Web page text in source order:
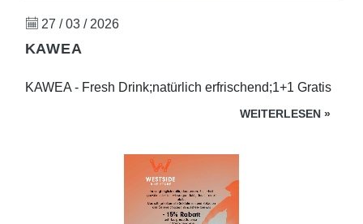
27 / 03 / 2026
KAWEA
KAWEA - Fresh Drink;natürlich erfrischend;1+1 Gratis
WEITERLESEN »